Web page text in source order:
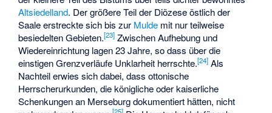
Altsiedelland. Der größere Teil der Diözese östlich der
Saale erstreckte sich bis zur Mulde mit nur teilweise
besiedelten Gebieten.[23] Zwischen Aufhebung und
Wiedereinrichtung lagen 23 Jahre, so dass über die
einstigen Grenzverläufe Unklarheit herrschte.[24] Als
Nachteil erwies sich dabei, dass ottonische
Herrscherurkunden, die königliche oder kaiserliche
Schenkungen an Merseburg dokumentiert hätten, nicht